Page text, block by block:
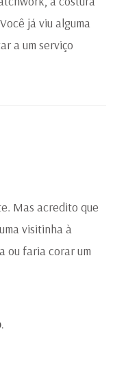
já viu alguma
a um serviço
Mas acredito que
visitinha à
ou faria corar um